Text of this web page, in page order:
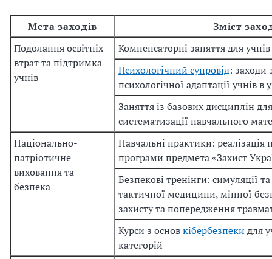
Мета заходів
Зміст
Подолання освітніх
втрат тапідтримка
учнів
Компенсаторні заняття для
Психологічний супровід: заходи
психологічної адаптації учнів в
Заняття із базових дисциплін
систематизації навчального
Національно-
патріотичне
виховання та
безпека
Навчальні практики: реалізація
програми предмета «Захист
Безпекові тренінги: симуляції та
тактичної медицини, мінної
захисту тапопередження
Курси з основкібербезпеки для
категорій